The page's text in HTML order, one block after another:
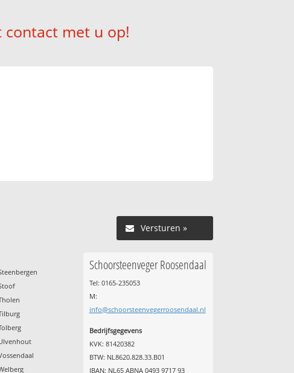
contact met u op!
Versturen »
Schoorsteenveger Roosendaal
Tel: 0165-235053
M:
info@schoorsteenvegerroosendaal.nl
Bedrijfsgegevens
KVK: 81420382
BTW: NL8620.828.33.B01
IBAN: NL65 ABNA 0493 9717 93